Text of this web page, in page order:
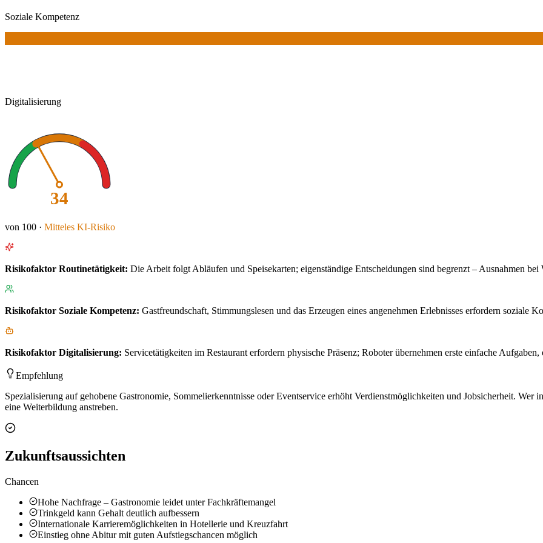
Soziale Kompetenz
Digitalisierung
34
von 100 · Mitteles KI-Risiko
Risikofaktor Routinetätigkeit: Die Arbeit folgt Abläufen und Speisekarten; eigenständige Entscheidungen sind begrenzt – Ausnahmen bei
Risikofaktor Soziale Kompetenz: Gastfreundschaft, Stimmungslesen und das Erzeugen eines angenehmen Erlebnisses erfordern soziale
Risikofaktor Digitalisierung: Servicetätigkeiten im Restaurant erfordern physische Präsenz; Roboter übernehmen erste einfache Aufgaben,
Empfehlung
Spezialisierung auf gehobene Gastronomie, Sommelierkenntnisse oder Eventservice erhöht Verdienstmöglichkeiten und Jobsicherheit.
eine Weiterbildung anstreben.
Zukunftsaussichten
Chancen
Hohe Nachfrage – Gastronomie leidet unter Fachkräftemangel
Trinkgeld kann Gehalt deutlich aufbessern
Internationale Karrieremöglichkeiten in Hotellerie und Kreuzfahrt
Einstieg ohne Abitur mit guten Aufstiegschancen möglich